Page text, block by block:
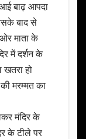
बाढ़ आपदा
बाद से
माता के
में दर्शन के
हो
मरम्मत का
मंदिर के
के टीले पर